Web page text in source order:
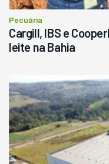
Pecuária
Cargill, IBS e
leite na Bahia